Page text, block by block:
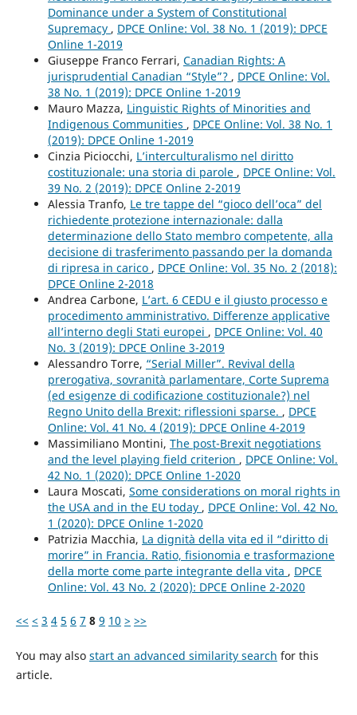
Dominance under a System of Constitutional
Supremacy , DPCE Online: Vol. 38 No. 1 (2019): DPCE
Online 1-2019
Giuseppe Franco Ferrari, Canadian Rights: A
jurisprudential Canadian “Style”? , DPCE Online: Vol.
38 No. 1 (2019): DPCE Online 1-2019
Mauro Mazza, Linguistic Rights of Minorities and
Indigenous Communities , DPCE Online: Vol. 38 No. 1
(2019): DPCE Online 1-2019
Cinzia Piciocchi, L’interculturalismo nel diritto
costituzionale: una storia di parole , DPCE Online: Vol.
39 No. 2 (2019): DPCE Online 2-2019
Alessia Tranfo, Le tre tappe del “gioco dell’oca” del
richiedente protezione internazionale: dalla
determinazione dello Stato membro competente, alla
decisione di trasferimento passando per la domanda
di ripresa in carico , DPCE Online: Vol. 35 No. 2 (2018):
DPCE Online 2-2018
Andrea Carbone, L’art. 6 CEDU e il giusto processo e
procedimento amministrativo. Differenze applicative
all’interno degli Stati europei , DPCE Online: Vol. 40
No. 3 (2019): DPCE Online 3-2019
Alessandro Torre, “Serial Miller”. Revival della
prerogativa, sovranità parlamentare, Corte Suprema
(ed esigenze di codificazione costituzionale?) nel
Regno Unito della Brexit: riflessioni sparse. , DPCE
Online: Vol. 41 No. 4 (2019): DPCE Online 4-2019
Massimiliano Montini, The post-Brexit negotiations
and the level playing field criterion , DPCE Online: Vol.
42 No. 1 (2020): DPCE Online 1-2020
Laura Moscati, Some considerations on moral rights in
the USA and in the EU today , DPCE Online: Vol. 42 No.
1 (2020): DPCE Online 1-2020
Patrizia Macchia, La dignità della vita ed il “diritto di
morire” in Francia. Ratio, fisionomia e trasformazione
della morte come parte integrante della vita , DPCE
Online: Vol. 43 No. 2 (2020): DPCE Online 2-2020
<< < 3 4 5 6 7 8 9 10 > >>
You may also start an advanced similarity search for this
article.